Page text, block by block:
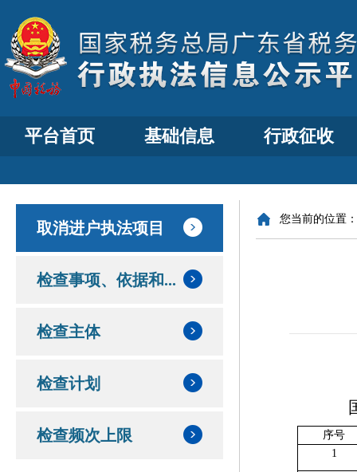
平台首页 基础信息 行政征收
取消进户执法项目
检查事项、依据和...
检查主体
检查计划
检查频次上限
您当前的位置
序号
1